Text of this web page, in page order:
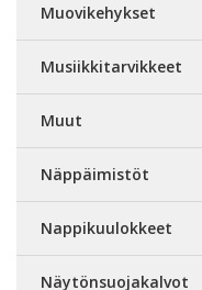
Muovikehykset
Musiikkitarvikkeet
Muut
Näppäimistöt
Nappikuulokkeet
Näytönsuojakalvot